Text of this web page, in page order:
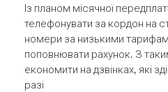
Із планом місячної
телефонувати за кордон на
номери за низькими
поповнювати рахунок. З
економити на дзвінках, які
разі